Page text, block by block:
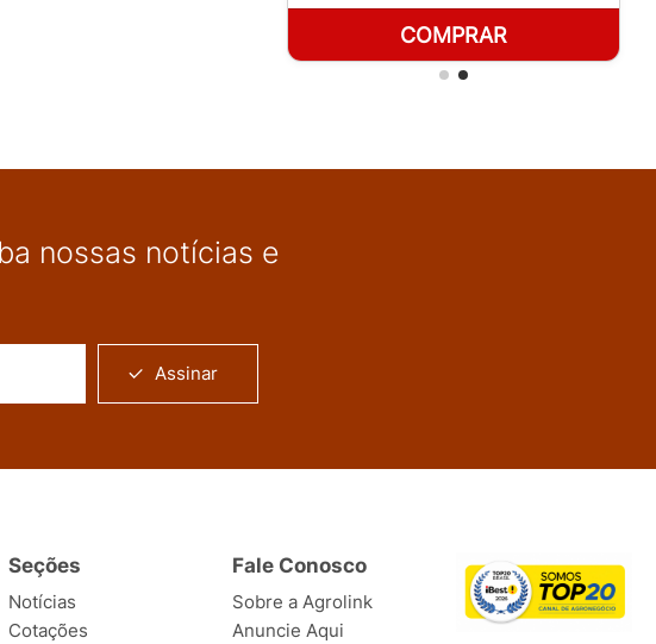
COMPRAR
nossas notícias e
Assinar
Seções
Notícias
Cotações
Fale Conosco
Sobre a Agrolink
Anuncie Aqui